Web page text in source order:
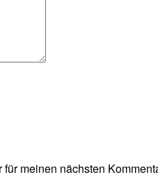
meinen nächsten